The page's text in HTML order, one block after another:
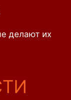
делают их